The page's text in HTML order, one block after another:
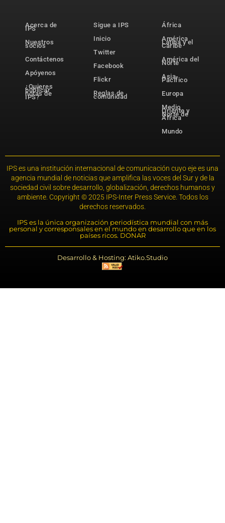
Acerca de
IPS
Nuestros
socios
Contáctenos
Apóyenos
¿Quieres
publicar
notas de
IPS?
Sigue a IPS
Inicio
Twitter
Facebook
Flickr
Reglas de
comunidad
África
América
Latina y el
Caribe
América del
Norte
Asia-
Pacífico
Europa
Medio
Oriente y
Norte de
África
Mundo
IPS es una institución internacional de comunicación cuyo eje es una
agencia mundial de noticias que amplifica las voces del Sur y de la
sociedad civil sobre desarrollo, globalización, derechos humanos y
ambiente. Copyright © 2025 IPS-Inter Press Service. Todos los
derechos reservados.
IPS es la única organización periodística mundial con más
personal y corresponsales en el mundo en desarrollo que en los
países ricos. DONAR
Desarrollo & Hosting: Atiko.Studio